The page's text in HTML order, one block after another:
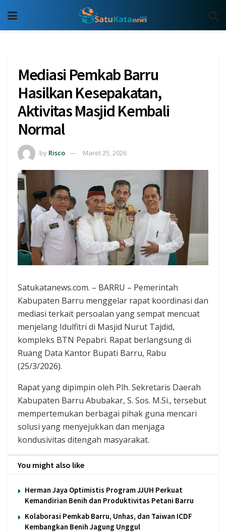
Mediasi Pemkab Barru
Hasilkan Kesepakatan,
Aktivitas Masjid Kembali
Normal
by Risco Maret 25, 2026
Satukatanews.com. – BARRU – Pemerintah
Kabupaten Barru menggelar rapat koordinasi dan
mediasi terkait persoalan yang sempat mencuat
menjelang Idulfitri di Masjid Nurut Tajdid,
kompleks BTN Pepabri. Rapat berlangsung di
Ruang Data Kantor Bupati Barru, Rabu
(25/3/2026).
Rapat yang dipimpin oleh Plh. Sekretaris Daerah
Kabupaten Barru Abubakar, S. Sos. M.Si., tersebut
mempertemukan berbagai pihak guna mencari
solusi yang menyejukkan dan menjaga
kondusivitas ditengah masyarakat.
You might also like
Herman Jaya Optimistis Program JJUH Perkuat
Kemandirian Benih dan Produktivitas Petani Barru
Kolaborasi Pemkab Barru, Unhas, dan Taiwan ICDF
Kembangkan Benih Jagung Unggul